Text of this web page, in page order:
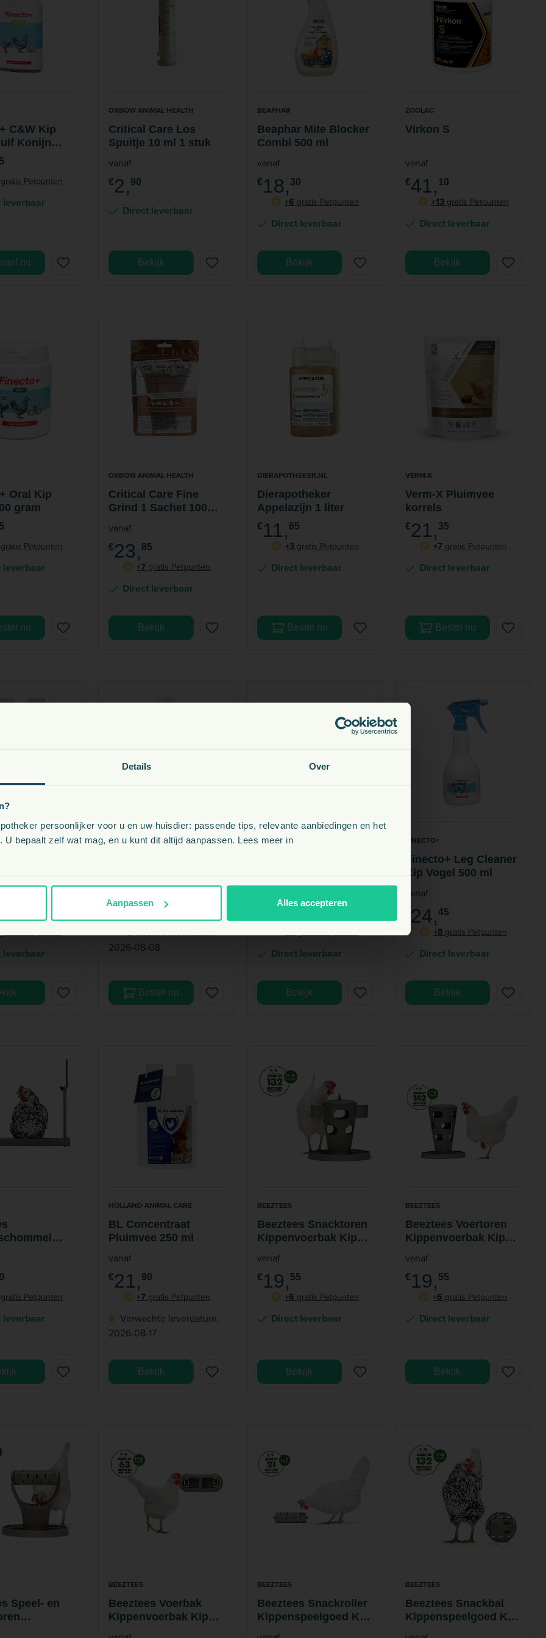
Details Over
persoonlijker voor u en uw huisdier: passende tips, relevante aanbiedingen en het
U bepaalt zelf wat mag, en u kunt dit altijd aanpassen. Lees meer in
Aanpassen Alles accepteren
C&W Kip
Konijn
500 ml
gratis Petpunten
leverbaar
nu
OXBOW ANIMAL HEALTH
Critical Care Los
Spuitje 10 ml 1 stuk
vanaf
€2, 90
Direct leverbaar
Bekijk
BEAPHAR
Beaphar Mite Blocker
Combi 500 ml
vanaf
€18, 30
P
+6 gratis Petpunten
Direct leverbaar
Bekijk
ZOOLAC
Virkon S
vanaf
€41, 10
P
+13 gratis Petpunten
Direct leverbaar
Bekijk
Oral Kip
gram
gratis Petpunten
leverbaar
nu
OXBOW ANIMAL HEALTH
Critical Care Fine
Grind 1 Sachet 100
vanaf
€23, 85
P
+7 gratis Petpunten
Direct leverbaar
Bekijk
DIERAPOTHEKER.NL
Dierapotheker
Appelazijn 1 liter
€11, 65
P
+3 gratis Petpunten
Direct leverbaar
Bestel nu
VERM-X
Verm-X Pluimvee
korrels
€21, 35
P
+7 gratis Petpunten
Direct leverbaar
Bestel nu
leverbaar
VERM-X
gratis Petpunten
Verwachte leverdatum:
2026-08-08
Bestel nu
FINECTO+
liter
22,
Direct leverbaar
Bekijk
FINECTO+
Finecto+ Leg Cleaner
Kip Vogel 500 ml
vanaf
24,45
P
+8gratis Petpunten
Direct leverbaar
Bekijk
gratis Petpunten
leverbaar
HOLLAND ANIMAL CARE
BL Concentraat
Pluimvee 250 ml
vanaf
€21, 90
P
+7 gratis Petpunten
Verwachte leverdatum:
2026-08-17
Bekijk
BEEZTEES
Beeztees Snacktoren
Kippenvoerbak Kip
Plastic
vanaf
€19, 55
P
+6 gratis Petpunten
Direct leverbaar
Bekijk
BEEZTEES
Beeztees Voertoren
Kippenvoerbak Kip
Plastic
vanaf
€19, 55
P
+6 gratis Petpunten
Direct leverbaar
Bekijk
Speel- en
BEEZTEES
Beeztees Voerbak
Kippenvoerbak Kip
BEEZTEES
Beeztees Snackroller
Kippenspeelgoed Kip
BEEZTEES
Beeztees Snackbal
Kippenspeelgoed Kip
BE